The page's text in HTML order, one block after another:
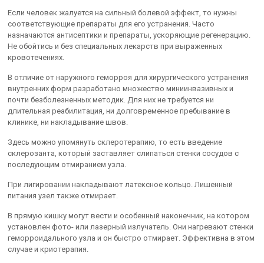
Если человек жалуется на сильный болевой эффект, то нужны
соответствующие препараты для его устранения. Часто
назначаются антисептики и препараты, ускоряющие регенерацию.
Не обойтись и без специальных лекарств при выраженных
кровотечениях.
В отличие от наружного геморроя для хирургического устранения
внутренних форм разработано множество миниинвазивных и
почти безболезненных методик. Для них не требуется ни
длительная реабилитация, ни долговременное пребывание в
клинике, ни накладывание швов.
Здесь можно упомянуть склеротерапию, то есть введение
склерозанта, который заставляет слипаться стенки сосудов с
последующим отмиранием узла.
При лигировании накладывают латексное кольцо. Лишенный
питания узел также отмирает.
В прямую кишку могут вести и особенный наконечник, на котором
установлен фото- или лазерный излучатель. Они нагревают стенки
геморроидального узла и он быстро отмирает. Эффективна в этом
случае и криотерапия.